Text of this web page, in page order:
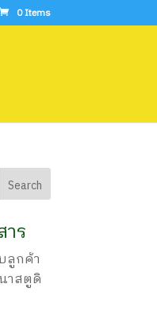
0 Items
ร
ลูกค้า
าสตูดิ